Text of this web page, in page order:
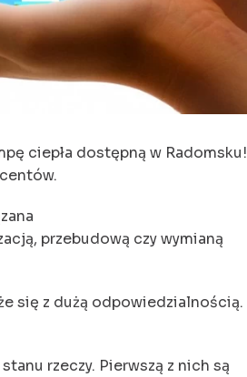
ciepła dostępną w Radomsku!
przebudową czy wymianą
się z dużą odpowiedzialnością.
rzeczy. Pierwszą z nich są